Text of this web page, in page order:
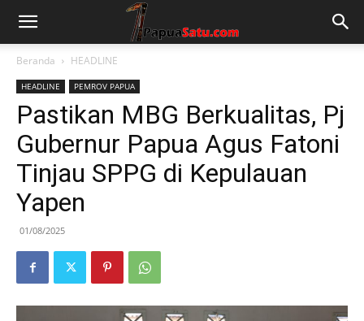
Beranda HEADLINE
HEADLINE PEMROV PAPUA
Pastikan MBG Berkualitas, Pj
Gubernur Papua Agus Fatoni
Tinjau SPPG di Kepulauan
Yapen
01/08/2025